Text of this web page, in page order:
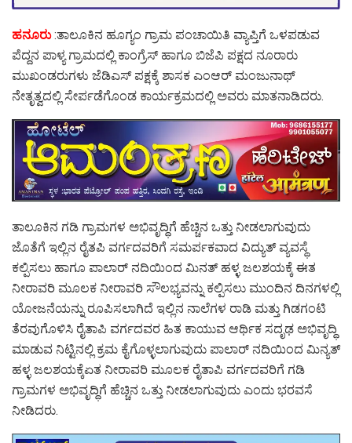
ಹನೂರು:ತಾಲೂಕಿನ ಹೂಗ್ಯಂ ಗ್ರಾಮ ಪಂಚಾಯಿತಿ ವ್ಯಾಪ್ತಿಗೆ ಒಳಪಡುವ
ಪೆದ್ದನ ಪಾಳ್ಯ ಗ್ರಾಮದಲ್ಲಿ ಕಾಂಗ್ರೆಸ್ ಹಾಗೂ ಬಿಜೆಪಿ ಪಕ್ಷದ ನೂರಾರು
ಮುಖಂಡರುಗಳು ಜೆಡಿಎಸ್ ಪಕ್ಷಕ್ಕೆ ಶಾಸಕ ಎಂಆರ್ ಮಂಜುನಾಥ್
ನೇತೃತ್ವದಲ್ಲಿ ಸೇರ್ಪಡೆಗೊಂಡ ಕಾರ್ಯಕ್ರಮದಲ್ಲಿ ಅವರು ಮಾತನಾಡಿದರು.
ತಾಲೂಕಿನ ಗಡಿ ಗ್ರಾಮಗಳ ಅಭಿವೃದ್ಧಿಗೆ ಹೆಚ್ಚಿನ ಒತ್ತು ನೀಡಲಾಗುವುದು
ಜೊತೆಗೆ ಇಲ್ಲಿನ ರೈತಪಿ ವರ್ಗದವರಿಗೆ ಸಮರ್ಪಕವಾದ ವಿದ್ಯುತ್ ವ್ಯವಸ್ಥೆ
ಕಲ್ಪಿಸಲು ಹಾಗೂ ಪಾಲಾರ್ ನದಿಯಿಂದ ಮಿನತ್ ಹಳ್ಳ ಜಲಶಯಕ್ಕೆ ಈತ
ನೀರಾವರಿ ಮೂಲಕ ನೀರಾವರಿ ಸೌಲಭ್ಯವನ್ನು ಕಲ್ಪಿಸಲು ಮುಂದಿನ ದಿನಗಳಲ್ಲಿ
ಯೋಜನೆಯನ್ನು ರೂಪಿಸಲಾಗಿದೆ ಇಲ್ಲಿನ ನಾಲೆಗಳ ರಾಡಿ ಮತ್ತು ಗಿಡಗಂಟಿ
ತೆರವುಗೊಳಿಸಿ ರೈತಾಪಿ ವರ್ಗದವರ ಹಿತ ಕಾಯುವ ಆರ್ಥಿಕ ಸದೃಢ ಅಭಿವೃದ್ಧಿ
ಮಾಡುವ ನಿಟ್ಟಿನಲ್ಲಿ ಕ್ರಮ ಕೈಗೊಳ್ಳಲಾಗುವುದು ಪಾಲಾರ್ ನದಿಯಿಂದ ಮಿನ್ಯತ್
ಹಳ್ಳ ಜಲಶಯಕ್ಕೆಏತ ನೀರಾವರಿ ಮೂಲಕ ರೈತಾಪಿ ವರ್ಗದವರಿಗೆ ಗಡಿ
ಗ್ರಾಮಗಳ ಅಭಿವೃದ್ಧಿಗೆ ಹೆಚ್ಚಿನ ಒತ್ತು ನೀಡಲಾಗುವುದು ಎಂದು ಭರವಸೆ
ನೀಡಿದರು.